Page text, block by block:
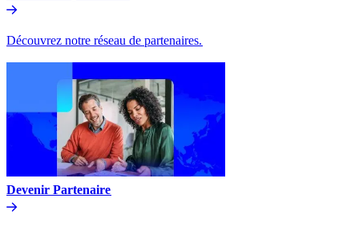
Découvrez notre réseau de partenaires.​​
Devenir Partenaire​​